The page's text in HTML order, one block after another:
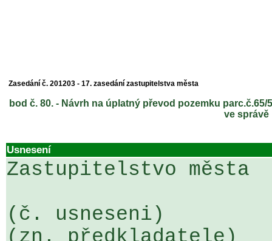
Zasedání č. 201203 - 17. zasedání zastupitelstva města
bod č. 80. - Návrh na úplatný převod pozemku
ve správě
Usnesení
Zastupitelstvo města
(č. usneseni)